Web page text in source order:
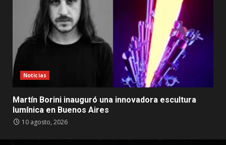
Noticias
Martín Borini inauguró una innovadora escultura
lumínica en Buenos Aires
10 agosto, 2026